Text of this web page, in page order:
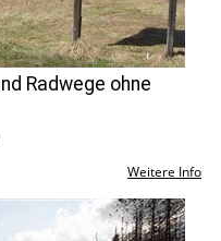
Radwege ohne
Weitere Info